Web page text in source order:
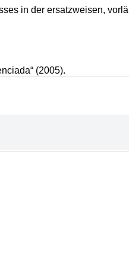
in der ersatzweisen,
(2005).